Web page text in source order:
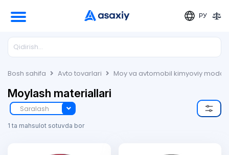
РУ
Bosh sahifa Avto tovarlari Moy va avtomobil kimyoviy
Moylash materiallari
Saralash
1 ta mahsulot sotuvda bor